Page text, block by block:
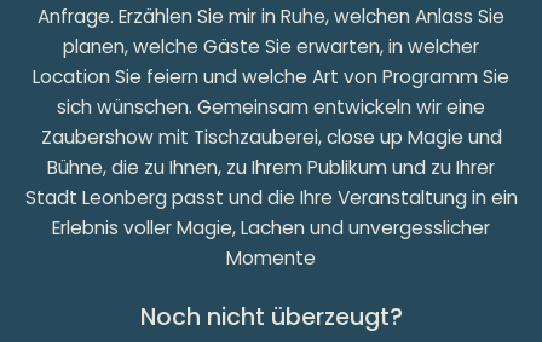
Anfrage. Erzählen Sie mir in Ruhe, welchen Anlass Sie
planen, welche Gäste Sie erwarten, in welcher
Location Sie feiern und welche Art von Programm Sie
sich wünschen. Gemeinsam entwickeln wir eine
Zaubershow mit Tischzauberei, close up Magie und
Bühne, die zu Ihnen, zu Ihrem Publikum und zu Ihrer
Stadt Leonberg passt und die Ihre Veranstaltung in ein
Erlebnis voller Magie, Lachen und unvergesslicher
Momente
Noch nicht überzeugt?